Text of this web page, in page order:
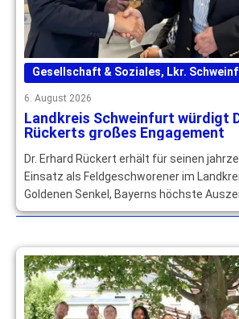
Gesellschaft & Soziales, Lkr.
6. August 2026
Landkreis Schweinfurt würdigt
Rückerts großes Engagement
Dr. Erhard Rückert erhält für seinen
Einsatz als Feldgeschworener im
Goldenen Senkel, Bayerns höchste